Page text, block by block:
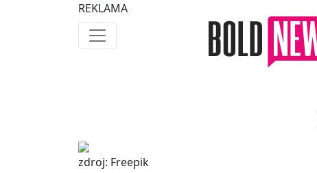
REKLAMA
zdroj: Freepik